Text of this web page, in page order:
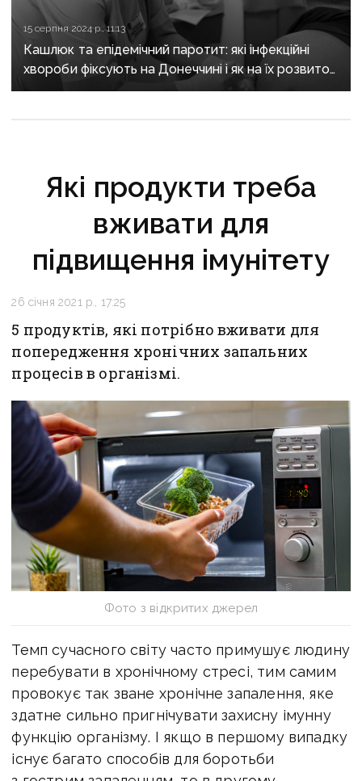
15 серпня 2024 р., 11:13
Кашлюк та епідемічний паротит: які інфекційні
хвороби фіксують на Донеччині і як на їх розвиток
впливає війна
Які продукти треба
вживати для
підвищення імунітету
26 січня 2021 р., 17:25
5 продуктів, які потрібно вживати для
попередження хронічних запальних
процесів в організмі.
Фото з відкритих джерел
Темп сучасного світу часто примушує людину
перебувати в хронічному стресі, тим самим
провокує так зване хронічне запалення, яке
здатне сильно пригнічувати захисну імунну
функцію організму. І якщо в першому випадку
існує багато способів для боротьби